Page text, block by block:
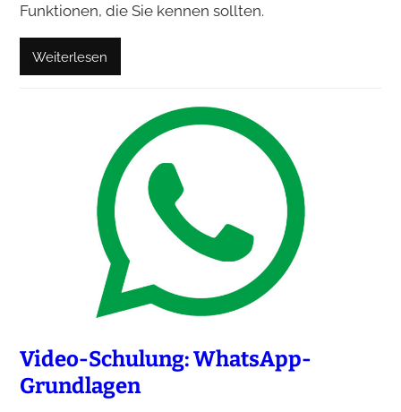
Funktionen, die Sie kennen sollten.
Weiterlesen
Video-Schulung: WhatsApp-
Grundlagen